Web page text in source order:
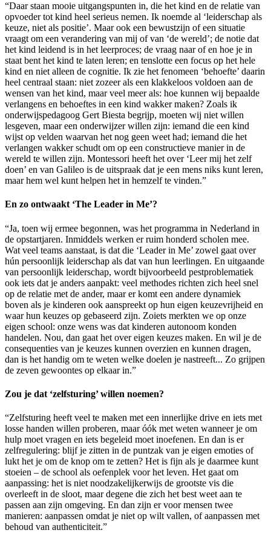
“Daar staan mooie uitgangspunten in, die het kind en de relatie van
opvoeder tot kind heel serieus nemen. Ik noemde al ‘leiderschap als
keuze, niet als positie’. Maar ook een bewustzijn of een situatie
vraagt om een verandering van mij of van ‘de wereld’; de notie dat
het kind leidend is in het leerproces; de vraag naar of en hoe je in
staat bent het kind te laten leren; en tenslotte een focus op het hele
kind en niet alleen de cognitie. Ik zie het fenomeen ‘behoefte’ daarin
heel centraal staan: niet zozeer als een klakkeloos voldoen aan de
wensen van het kind, maar veel meer als: hoe kunnen wij bepaalde
verlangens en behoeftes in een kind wakker maken? Zoals ik
onderwijspedagoog Gert Biesta begrijp, moeten wij niet willen
lesgeven, maar een onderwijzer willen zijn: iemand die een kind
wijst op velden waarvan het nog geen weet had; iemand die het
verlangen wakker schudt om op een constructieve manier in de
wereld te willen zijn. Montessori heeft het over ‘Leer mij het zelf
doen’ en van Galileo is de uitspraak dat je een mens niks kunt leren,
maar hem wel kunt helpen het in hemzelf te vinden.”
En zo ontwaakt ‘The Leader in Me’?
“Ja, toen wij ermee begonnen, was het programma in Nederland in
de opstartjaren. Inmiddels werken er ruim honderd scholen mee.
Wat veel teams aanstaat, is dat die ‘Leader in Me’ zowel gaat over
hún persoonlijk leiderschap als dat van hun leerlingen. En uitgaande
van persoonlijk leiderschap, wordt bijvoorbeeld pestproblematiek
ook iets dat je anders aanpakt: veel methodes richten zich heel snel
op de relatie met de ander, maar er komt een andere dynamiek
boven als je kinderen ook aanspreekt op hun eigen keuzevrijheid en
waar hun keuzes op gebaseerd zijn. Zoiets merkten we op onze
eigen school: onze wens was dat kinderen autonoom konden
handelen. Nou, dan gaat het over eigen keuzes maken. En wil je de
consequenties van je keuzes kunnen overzien en kunnen dragen,
dan is het handig om te weten welke doelen je nastreeft... Zo grijpen
de zeven gewoontes op elkaar in.”
Zou je dat ‘zelfsturing’ willen noemen?
“Zelfsturing heeft veel te maken met een innerlijke drive en iets met
losse handen willen proberen, maar óók met weten wanneer je om
hulp moet vragen en iets begeleid moet inoefenen. En dan is er
zelfregulering: blijf je zitten in de puntzak van je eigen emoties of
lukt het je om de knop om te zetten? Het is fijn als je daarmee kunt
stoeien – de school als oefenplek voor het leven. Het gaat om
aanpassing: het is niet noodzakelijkerwijs de grootste vis die
overleeft in de sloot, maar degene die zich het best weet aan te
passen aan zijn omgeving. En dan zijn er voor mensen twee
manieren: aanpassen omdat je niet op wilt vallen, of aanpassen met
behoud van authenticiteit.”